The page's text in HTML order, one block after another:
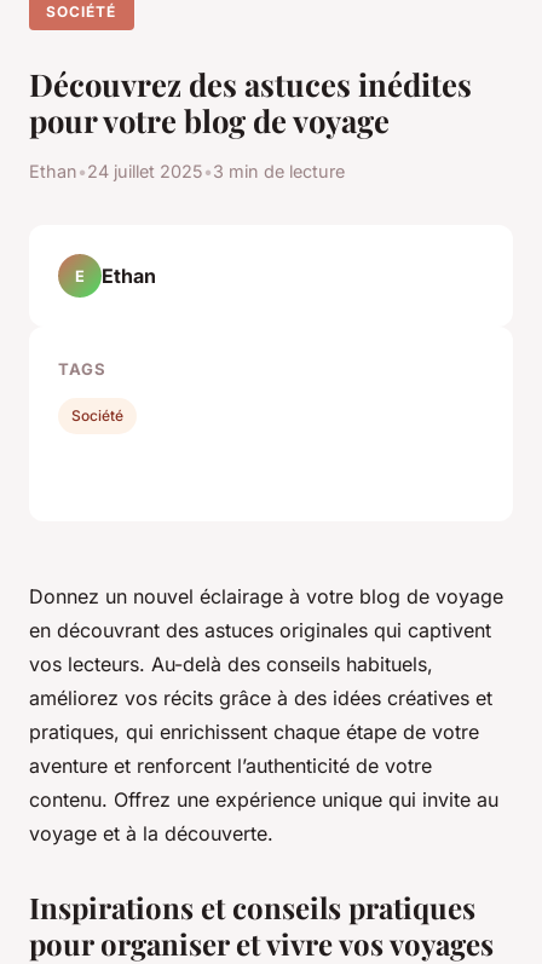
SOCIÉTÉ
Découvrez des astuces inédites
pour votre blog de voyage
Ethan•24 juillet 2025•3 min de lecture
Donnez un nouvel éclairage à votre blog de voyage
en découvrant des astuces originales qui captivent
vos lecteurs. Au-delà des conseils habituels,
améliorez vos récits grâce à des idées créatives et
pratiques, qui enrichissent chaque étape de votre
aventure et renforcent l’authenticité de votre
contenu. Offrez une expérience unique qui invite au
voyage et à la découverte.
Inspirations et conseils pratiques
pour organiser et vivre vos voyages
E Ethan
TAGS
Société